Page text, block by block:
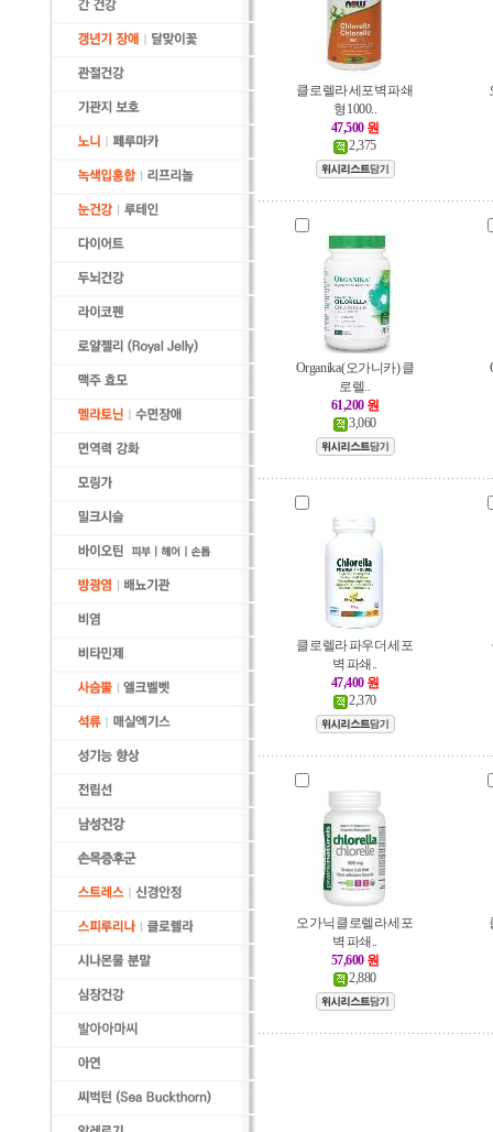
클로렐라 세포벽 파쇄
형 1000..
47,500 원
2,375
Organika (오가니카) 클
로렐..
61,200 원
3,060
클로렐라 파우더 세포
벽 파쇄..
47,400 원
2,370
오가닉 클로렐라 세포
벽 파쇄..
57,600 원
2,880